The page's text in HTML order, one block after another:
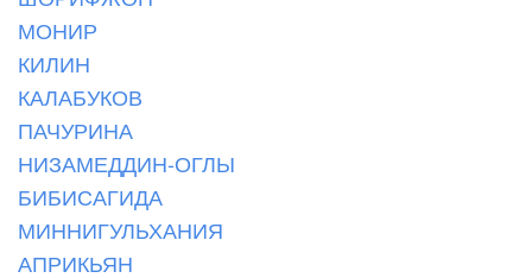
МОНИР
КИЛИН
КАЛАБУКОВ
ПАЧУРИНА
НИЗАМЕДДИН-ОГЛЫ
БИБИСАГИДА
МИННИГУЛЬХАНИЯ
АПРИКЬЯН